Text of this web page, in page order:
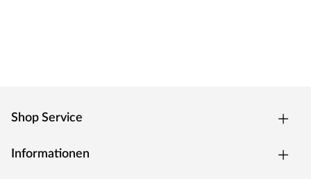
Shop Service
Informationen